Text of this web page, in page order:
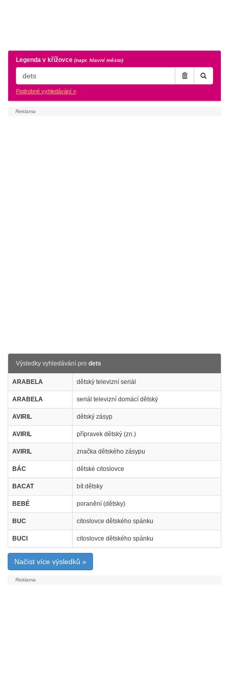
Legenda v křížovce (napr. hlavní město)
Podrobné vyhledávání »
Výsledky vyhledávání pro dets
ARABELA dětský televizní seriál
ARABELA seriál televizní domácí dětský
AVIRIL dětský zásyp
AVIRIL přípravek dětský (zn.)
AVIRIL značka dětského zásypu
BÁC dětské citoslovce
BACAT bít dětsky
BEBÉ poranění (dětsky)
BUC citoslovce dětského spánku
BUCI citoslovce dětského spánku
Načíst více výsledků »